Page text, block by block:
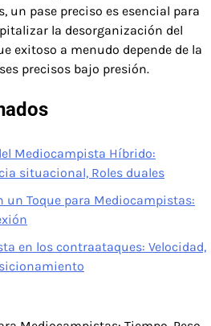
un pase preciso es esencial para
la desorganización del
exitoso a menudo depende de la
precisos bajo presión.
Mediocampista Híbrido:
situacional, Roles duales
un Toque para Mediocampistas:
en los contraataques: Velocidad,